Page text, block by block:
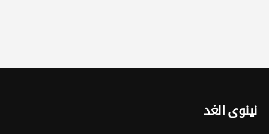
نينوى الغد